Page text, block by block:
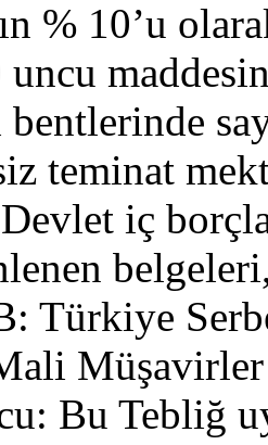
% 10’u
teminat
iç
Türkiye
Bu Tebliğ